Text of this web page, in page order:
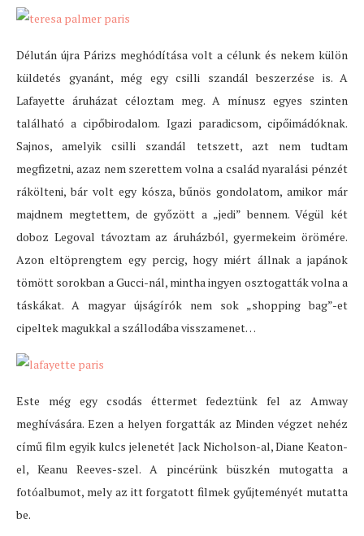
Délután újra Párizs meghódítása volt a célunk és nekem külön
küldetés gyanánt, még egy csilli szandál beszerzése is. A
Lafayette áruházat céloztam meg. A mínusz egyes szinten
található a cipőbirodalom. Igazi paradicsom, cipőimádóknak.
Sajnos, amelyik csilli szandál tetszett, azt nem tudtam
megfizetni, azaz nem szerettem volna a család nyaralási pénzét
rákölteni, bár volt egy kósza, bűnös gondolatom, amikor már
majdnem megtettem, de győzött a „jedi” bennem. Végül két
doboz Legoval távoztam az áruházból, gyermekeim örömére.
Azon eltöprengtem egy percig, hogy miért állnak a japánok
tömött sorokban a Gucci-nál, mintha ingyen osztogatták volna a
táskákat. A magyar újságírók nem sok „shopping bag”-et
cipeltek magukkal a szállodába visszamenet…
Este még egy csodás éttermet fedeztünk fel az Amway
meghívására. Ezen a helyen forgatták az Minden végzet nehéz
című film egyik kulcs jelenetét Jack Nicholson-al, Diane Keaton-
el, Keanu Reeves-szel. A pincérünk büszkén mutogatta a
fotóalbumot, mely az itt forgatott filmek gyűjteményét mutatta
be.